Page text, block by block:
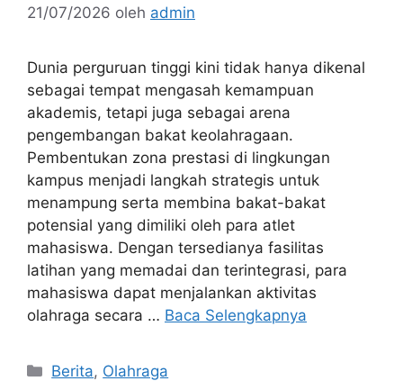
21/07/2026 oleh admin
Dunia perguruan tinggi kini tidak hanya dikenal
sebagai tempat mengasah kemampuan
akademis, tetapi juga sebagai arena
pengembangan bakat keolahragaan.
Pembentukan zona prestasi di lingkungan
kampus menjadi langkah strategis untuk
menampung serta membina bakat-bakat
potensial yang dimiliki oleh para atlet
mahasiswa. Dengan tersedianya fasilitas
latihan yang memadai dan terintegrasi, para
mahasiswa dapat menjalankan aktivitas
olahraga secara … Baca Selengkapnya
Kategori
Berita, Olahraga